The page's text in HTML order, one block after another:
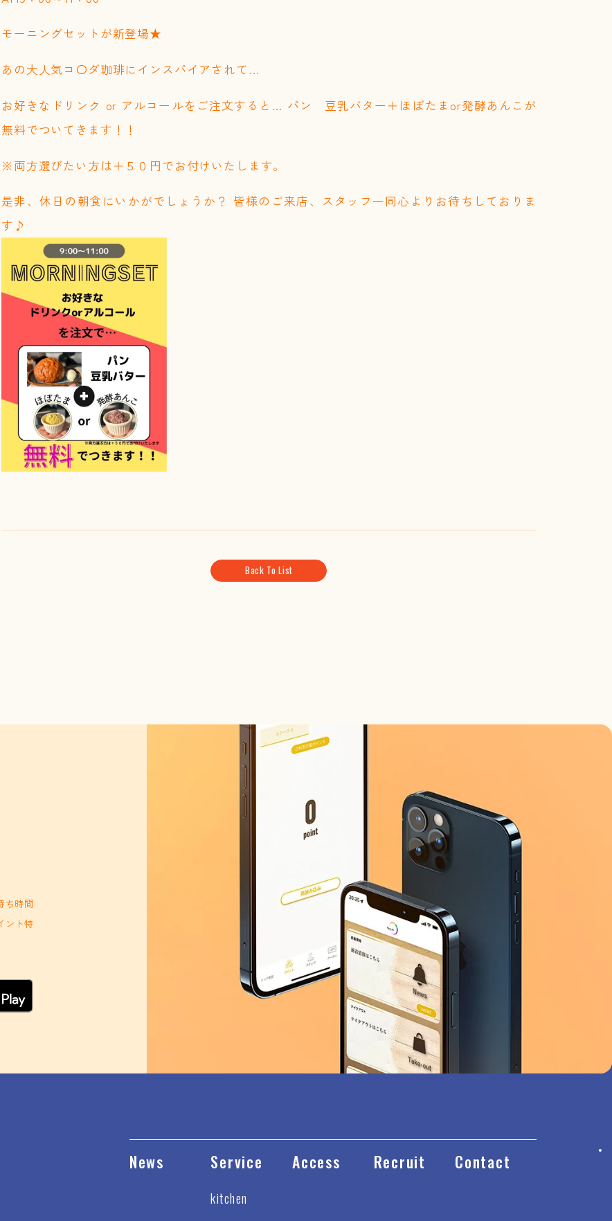
モーニングセットが新登場★
あの大人気コ〇ダ珈琲にインスパイアされて…
お好きなドリンク or アルコールをご注文すると… パン 豆乳バター＋ほぼたまor発酵あんこが
無料でついてきます！！
※両方選びたい方は＋５０円でお付けいたします。
是非、休日の朝食にいかがでしょうか？ 皆様のご来店、スタッフ一同心よりお待ちしておりま
す♪
Back To List
ち時間
ント特
News Service
kitchen
Access Recruit Contact